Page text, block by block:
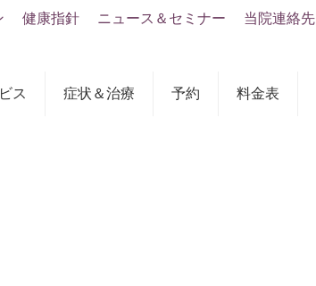
ス 症状＆治療 予約 料金表
健康指針 ニュース＆セミナー 当院連絡先